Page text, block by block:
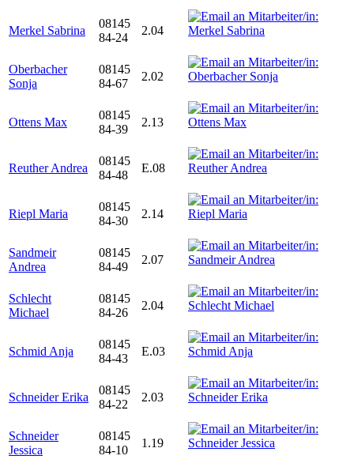
Merkel Sabrina
08145
84-24
2.04
Oberbacher
Sonja
08145
84-67
2.02
Ottens Max
08145
84-39
2.13
Reuther Andrea
08145
84-48
E.08
Riepl Maria
08145
84-30
2.14
Sandmeir
Andrea
08145
84-49
2.07
Schlecht
Michael
08145
84-26
2.04
Schmid Anja
08145
84-43
E.03
Schneider Erika
08145
84-22
2.03
Schneider
Jessica
08145
84-10
1.19